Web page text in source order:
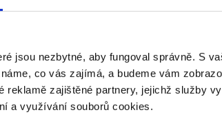
jsou nezbytné, aby fungoval správně. S
co vás zajímá, a budeme vám
reklamě zajištěné partnery, jejichž služby
a využívání souborů cookies.
Přípravka chlapci (2012 a